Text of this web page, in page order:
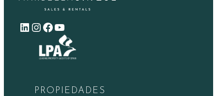
LinkedIn Instagram Facebook YouTube
PROPIEDADES